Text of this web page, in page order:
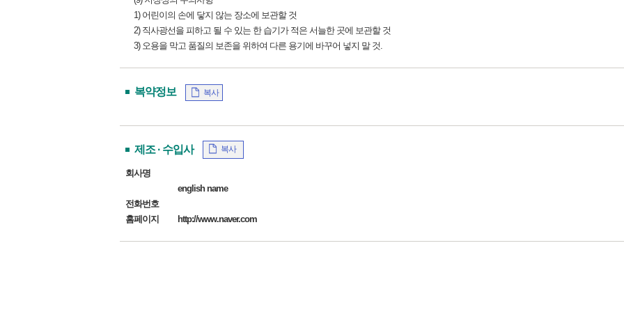
1) 어린이의 손에 닿지 않는 장소에 보관할 것
2) 직사광선을 피하고 될 수 있는 한 습기가 적은 서늘한 곳에 보관할 것
3) 오용을 막고 품질의 보존을 위하여 다른 용기에 바꾸어 넣지 말 것.
복약정보 복사
제조 · 수입사 복사
회사명
english name
전화번호
홈페이지
http://www.naver.com